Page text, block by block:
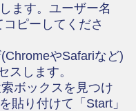
ます。ユーザー名
ピーしてくださ
やSafariなど)
スします。
ボックスを見つけ
貼り付けて「Start」